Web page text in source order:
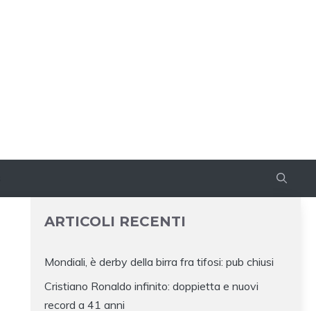
ARTICOLI RECENTI
Mondiali, è derby della birra fra tifosi: pub chiusi
Cristiano Ronaldo infinito: doppietta e nuovi
record a 41 anni